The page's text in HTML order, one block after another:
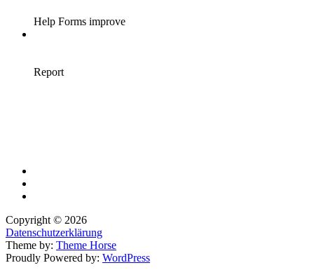
Copyright © 2026
Datenschutzerklärung
Theme by: Theme Horse
Proudly Powered by: WordPress